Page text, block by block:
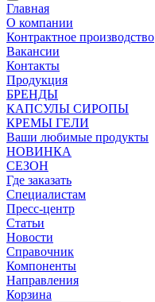
Главная
О компании
Контрактное производство
Вакансии
Контакты
Продукция
БРЕНДЫ
КАПСУЛЫ СИРОПЫ
КРЕМЫ ГЕЛИ
Ваши любимые продукты
НОВИНКА
СЕЗОН
Где заказать
Специалистам
Пресс-центр
Статьи
Новости
Справочник
Компоненты
Направления
Корзина